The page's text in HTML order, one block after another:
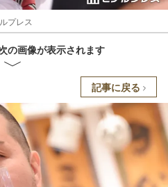
プレス
の画像が表示されます
記事に戻る